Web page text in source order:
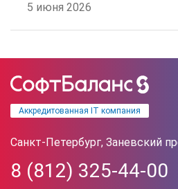
5 июня 2026
Аккредитованная IT компания
Санкт-Петербург, Заневский
8 (812) 325-44-00